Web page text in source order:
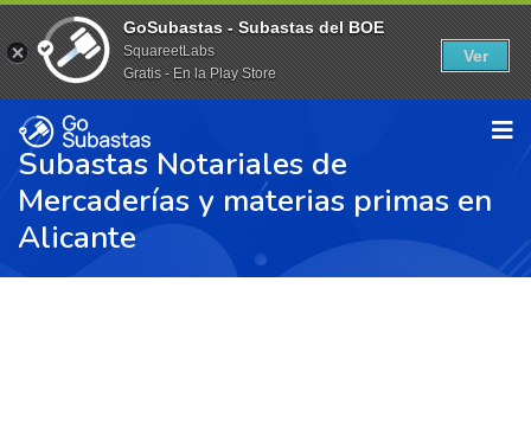
Subastas Notariales de
Mercaderías y materias primas en
Alicante
GoSubastas - Subastas del BOE
SquareetLabs
Gratis - En la Play Store
Ver